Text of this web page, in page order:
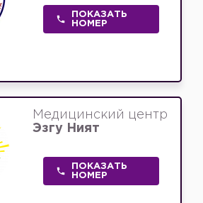
ПОКАЗАТЬ
НОМЕР
Медицинский центр
Эзгу Ният
ПОКАЗАТЬ
НОМЕР